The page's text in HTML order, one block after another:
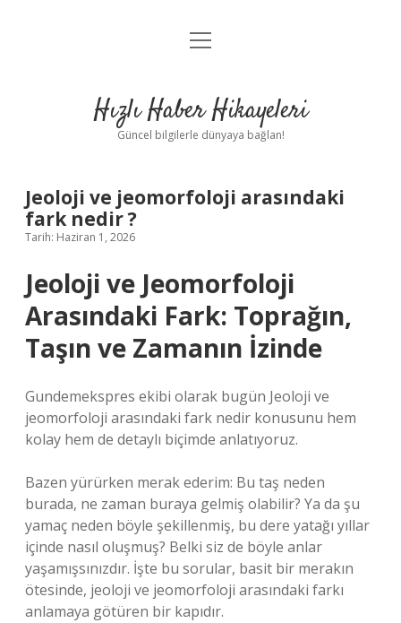
Anasayfa
Yasal Uyarı
menüyü
Hızlı Haber Hikayeleri
Güncel bilgilerle dünyaya bağlan!
Jeoloji ve jeomorfoloji arasındaki
fark nedir ?
Tarih: Haziran 1, 2026
Jeoloji ve Jeomorfoloji
Arasındaki Fark: Toprağın,
Taşın ve Zamanın İzinde
Gundemekspres ekibi olarak bugün Jeoloji ve
jeomorfoloji arasındaki fark nedir konusunu hem
kolay hem de detaylı biçimde anlatıyoruz.
Bazen yürürken merak ederim: Bu taş neden
burada, ne zaman buraya gelmiş olabilir? Ya da şu
yamaç neden böyle şekillenmiş, bu dere yatağı yıllar
içinde nasıl oluşmuş? Belki siz de böyle anlar
yaşamışsınızdır. İşte bu sorular, basit bir merakın
ötesinde, jeoloji ve jeomorfoloji arasındaki farkı
anlamaya götüren bir kapıdır.